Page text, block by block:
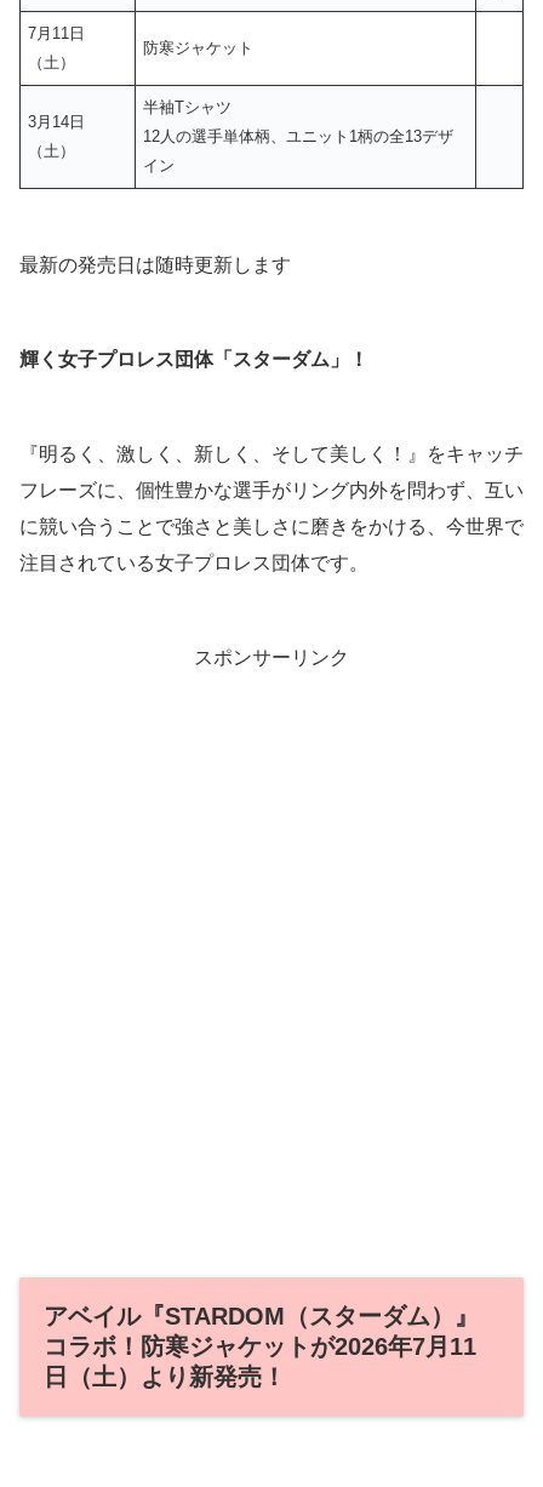
7月11日
（土）
防寒ジャケット
3月14日
（土）
半袖Tシャツ
12人の選手単体柄、ユニット1柄の全13デザ
イン
最新の発売日は随時更新します
輝く女子プロレス団体「スターダム」！
『明るく、激しく、新しく、そして美しく！』をキャッチ
フレーズに、個性豊かな選手がリング内外を問わず、互い
に競い合うことで強さと美しさに磨きをかける、今世界で
注目されている女子プロレス団体です。
スポンサーリンク
アベイル『STARDOM（スターダム）』
コラボ！防寒ジャケットが2026年7月11
日（土）より新発売！